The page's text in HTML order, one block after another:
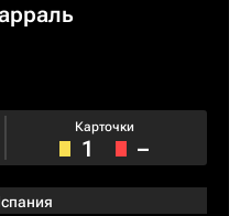
Карточки
1 –